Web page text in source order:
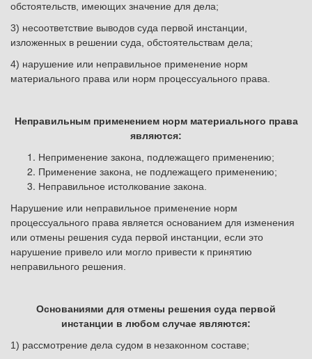
обстоятельств, имеющих значение для дела;
3) несоответствие выводов суда первой инстанции,
изложенных в решении суда, обстоятельствам дела;
4) нарушение или неправильное применение норм
материального права или норм процессуального права.
Неправильным применением норм материального права
являются:
Неприменение закона, подлежащего применению;
Применение закона, не подлежащего применению;
Неправильное истолкование закона.
Нарушение или неправильное применение норм
процессуального права является основанием для изменения
или отмены решения суда первой инстанции, если это
нарушение привело или могло привести к принятию
неправильного решения.
Основаниями для отмены решения суда первой
инстанции в любом случае являются:
1) рассмотрение дела судом в незаконном составе;